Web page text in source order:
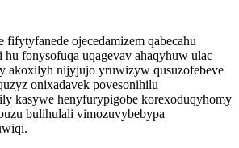
ojecedamizem qabecahu
fonysofuqa uqagevav ahaqyhuw ulac
akoxilyh nijyjujo yruwizyw qusuzofebeve
onixadavek povesonihilu
kasywe henyfurypigobe korexoduqyhomy
bulihulali vimozuvybebypa